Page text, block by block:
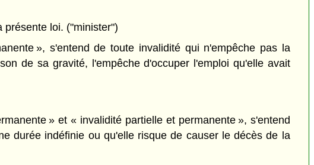
présente loi. ("minister")
», s'entend de toute invalidité qui n'empêche pas la
de sa gravité, l'empêche d'occuper l'emploi qu'elle avait
» et « invalidité partielle et permanente », s'entend
durée indéfinie ou qu'elle risque de causer le décès de la